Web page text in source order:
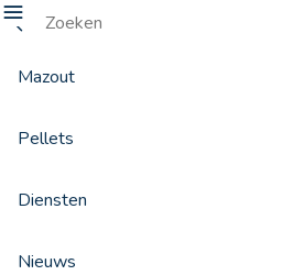
Mazout
Pellets
Diensten
Nieuws
Mazout
prijzen terug
stijgen